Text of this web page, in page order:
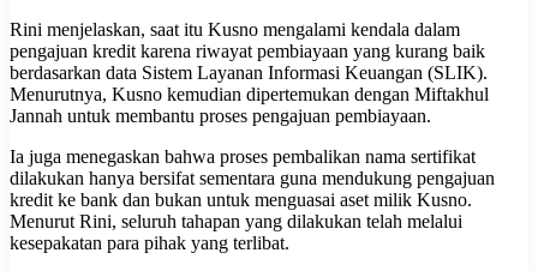
Rini menjelaskan, saat itu Kusno mengalami kendala dalam
pengajuan kredit karena riwayat pembiayaan yang kurang baik
berdasarkan data Sistem Layanan Informasi Keuangan (SLIK).
Menurutnya, Kusno kemudian dipertemukan dengan Miftakhul
Jannah untuk membantu proses pengajuan pembiayaan.
Ia juga menegaskan bahwa proses pembalikan nama sertifikat
dilakukan hanya bersifat sementara guna mendukung pengajuan
kredit ke bank dan bukan untuk menguasai aset milik Kusno.
Menurut Rini, seluruh tahapan yang dilakukan telah melalui
kesepakatan para pihak yang terlibat.